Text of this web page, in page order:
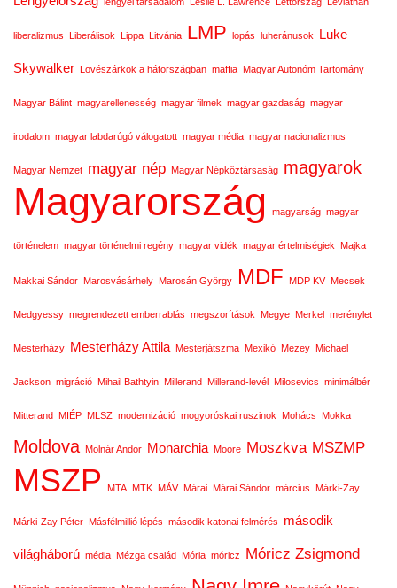
liberalizmus Liberálisok Lippa Litvánia LMP lopás luheránusok Luke
Skywalker Lövészárkok a hátországban maffia Magyar Autonóm Tartomány
Magyar Bálint magyarellenesség magyar filmek magyar gazdaság magyar
irodalom magyar labdarúgó válogatott magyar média magyar nacionalizmus
Magyar Nemzet magyar nép Magyar Népköztársaság magyarok
Magyarország magyarság magyar
történelem magyar történelmi regény magyar vidék magyar értelmiségiek Majka
Makkai Sándor Marosvásárhely Marosán György MDF MDP KV Mecsek
Medgyessy megrendezett emberrablás megszorítások Megye Merkel merénylet
Mesterházy Mesterházy Attila Mesterjátszma Mexikó Mezey Michael
Jackson migráció Mihail Bathtyin Millerand Millerand-levél Milosevics minimálbér
Mitterand MIÉP MLSZ modernizáció mogyoróskai ruszinok Mohács Mokka
Moldova Molnár Andor Monarchia Moore Moszkva MSZMP
MSZP MTA MTK MÁV Márai Márai Sándor március Márki-Zay
Márki-Zay Péter Másfélmillió lépés második katonai felmérés második
világháború média Mézga család Mória móricz Móricz Zsigmond